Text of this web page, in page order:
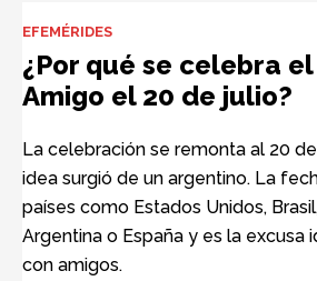
Hoy
EFEMÉRIDES
¿Por qué se celebra
Amigo el 20 de julio?
La celebración se remonta al 20
idea surgió de un argentino. La
países como Estados Unidos,
Argentina o España y es la excusa
con amigos.